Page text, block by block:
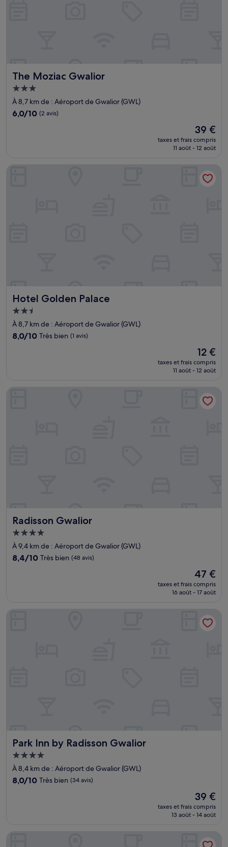
The Moziac Gwalior
The Moziac Gwalior
Hébergement
3.0 étoiles
À 8,7 km de : Aéroport de Gwalior (GWL)
6.0
6,0/10 (2 avis)
Le
nouveau
prix
de
39 €
39 €
taxes et frais compris
11 août - 12 août
Hotel Golden Palace
Hotel Golden Palace
Hébergement
2.5 étoiles
À 8,7 km de : Aéroport de Gwalior (GWL)
8.0
8,0/10 Très bien (1 avis)
Le
nouveau
prix
12 €
12 €
taxes et frais compris
11 août - 12 août
Radisson Gwalior
Radisson Gwalior
Hébergement
4.0 étoiles
À 9,4 km de : Aéroport de Gwalior (GWL)
8.4
8,4/10 Très bien (48 avis)
Le
nouveau
prix
de
47 €
47 €
taxes et frais compris
16 août - 17 août
Radisson Gwalior
Park Inn by Radisson Gwalior
Park Inn by Radisson Gwalior
Hébergement
4.0 étoiles
À 8,4 km de : Aéroport de Gwalior (GWL)
8.0
8,0/10 Très bien (34 avis)
Le
nouveau
prix
39 €
39 €
taxes et frais compris
13 août - 14 août
Hotel MK Vivanta